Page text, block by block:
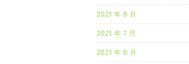
2021 年 8 月
2021 年 7 月
2021 年 6 月